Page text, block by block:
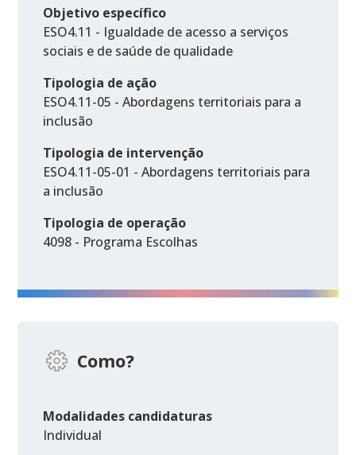
Objetivo específico
ESO4.11 - Igualdade de acesso a serviços
sociais e de saúde de qualidade
Tipologia de ação
ESO4.11-05 - Abordagens territoriais para a
inclusão
Tipologia de intervenção
ESO4.11-05-01 - Abordagens territoriais para
a inclusão
Tipologia de operação
4098 - Programa Escolhas
Como?
Modalidades candidaturas
Individual